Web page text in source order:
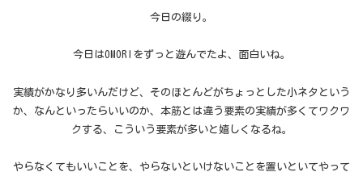
今日の綴り。
今日はOMORIをずっと遊んでたよ、面白いね。
実績がかなり多いんだけど、そのほとんどがちょっとした小ネタという
か、なんといったらいいのか、本筋とは違う要素の実績が多くてワクワ
クする、こういう要素が多いと嬉しくなるね。
やらなくてもいいことを、やらないといけないことを置いといてやって